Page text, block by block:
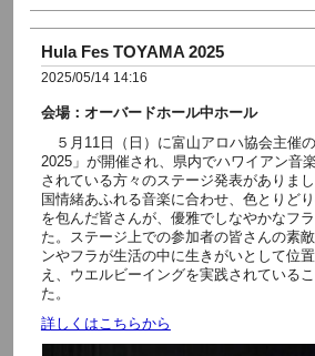
Hula Fes TOYAMA 2025
2025/05/14 14:16
会場：オーバードホール中ホール
５月11日（日）に富山アロハ協会主催
2025」が開催され、県内でハワイアン音
されている方々のステージ発表がありま
国情緒あふれる音楽に合わせ、色とりど
を包んだ皆さんが、優雅でしなやかなフ
た。ステージ上での参加者の皆さんの素
ンやフラが生活の中に生きがいとして位
え、ウエルビーイングを実践されている
た。
詳しくはこちらから